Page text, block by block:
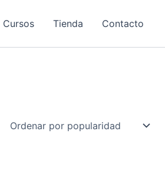
Cursos Tienda Contacto